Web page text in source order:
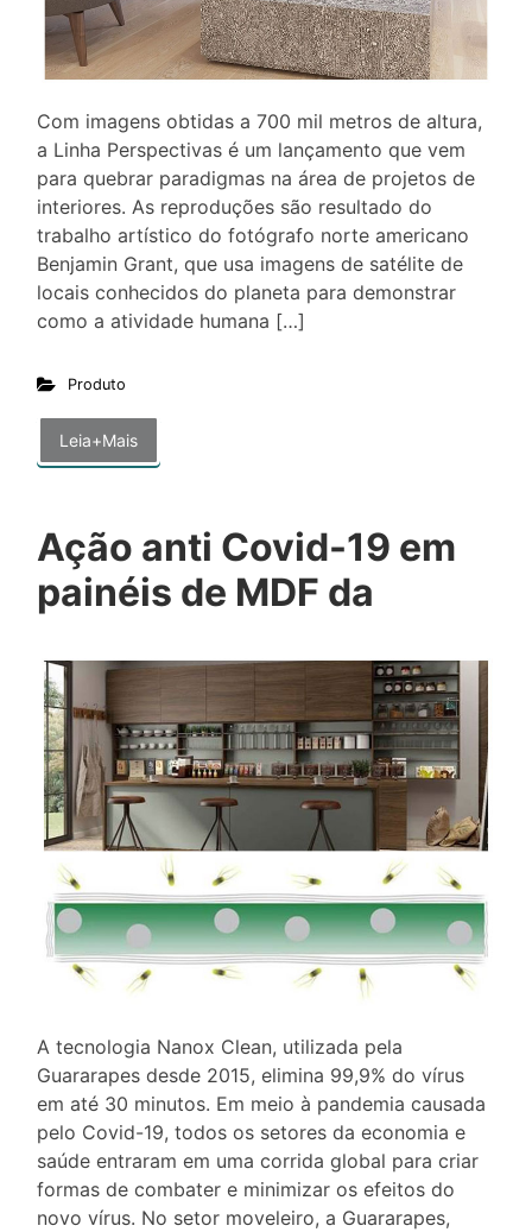
Com imagens obtidas a 700 mil metros de altura,
a Linha Perspectivas é um lançamento que vem
para quebrar paradigmas na área de projetos de
interiores. As reproduções são resultado do
trabalho artístico do fotógrafo norte americano
Benjamin Grant, que usa imagens de satélite de
locais conhecidos do planeta para demonstrar
como a atividade humana […]
Produto
Leia+Mais
Ação anti Covid-19 em
painéis de MDF da
A tecnologia Nanox Clean, utilizada pela
Guararapes desde 2015, elimina 99,9% do vírus
em até 30 minutos. Em meio à pandemia causada
pelo Covid-19, todos os setores da economia e
saúde entraram em uma corrida global para criar
formas de combater e minimizar os efeitos do
novo vírus. No setor moveleiro, a Guararapes,